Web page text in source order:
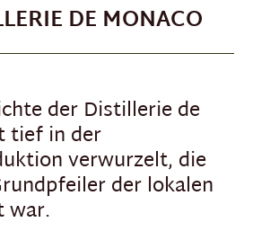
DE MONACO
der Distillerie de
tief in der
verwurzelt, die
der lokalen
war.